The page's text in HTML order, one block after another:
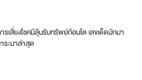
รเสี่ยงโชคมีลุ้นรับทรัพย์ก้อนโต เลขเด็ดมักมา
ะมาล่าสุด